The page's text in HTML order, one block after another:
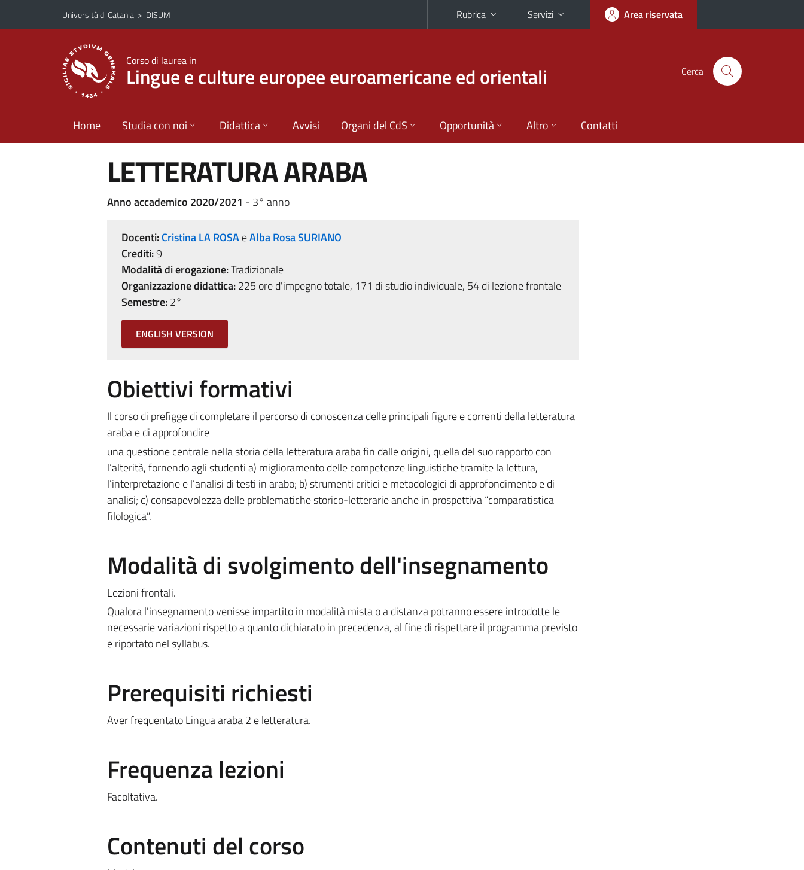
Vai al contenuto principale
Vai al menu di navigazione
Università di Catania > DISUM Rubrica Servizi Area riservata
Corso di laurea in
Lingue e culture europee euroamericane ed orientali Cerca
Home Studia con noi Didattica Avvisi Organi del CdS Opportunità Altro Contatti
LETTERATURA ARABA
Anno accademico 2020/2021 - 3° anno
Docenti:Cristina LA ROSAeAlba Rosa SURIANO
Crediti:9
Modalità di erogazione:Tradizionale
Organizzazione didattica:225 ore d'impegno totale, 171 di studio individuale, 54 di lezione frontale
Semestre:2°
ENGLISH VERSION
Obiettivi formativi
Il corso di prefigge di completare il percorso di conoscenza delle principali figure e correnti della letteratura
araba e di approfondire
una questione centrale nella storia della letteratura araba fin dalle origini, quella del suo rapporto con
l’alterità, fornendo agli studenti a) miglioramento delle competenze linguistiche tramite la lettura,
l’interpretazione e l’analisi di testi in arabo; b) strumenti critici e metodologici di approfondimento e di
analisi; c) consapevolezza delle problematiche storico-letterarie anche in prospettiva “comparatistica
filologica”.
Modalità di svolgimento dell'insegnamento
Lezioni frontali.
Qualora l'insegnamento venisse impartito in modalità mista o a distanza potranno essere introdotte le
necessarie variazioni rispetto a quanto dichiarato in precedenza, al fine di rispettare il programma previsto
e riportato nel syllabus.
Prerequisiti richiesti
Aver frequentato Lingua araba 2 e letteratura.
Frequenza lezioni
Facoltativa.
Contenuti del corso